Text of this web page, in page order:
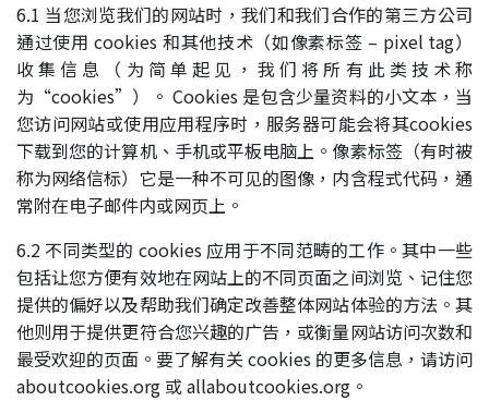
6.1 当您浏览我们的网站时，我们和我们合作的第三方公司
通过使用 cookies 和其他技术（如像素标签 – pixel tag）
收集信息（为简单起见，我们将所有此类技术称
为“cookies”）。 Cookies 是包含少量资料的小文本，当
您访问网站或使用应用程序时，服务器可能会将其cookies
下载到您的计算机、手机或平板电脑上。像素标签（有时被
称为网络信标）它是一种不可见的图像，内含程式代码，通
常附在电子邮件内或网页上。
6.2 不同类型的 cookies 应用于不同范畴的工作。其中一些
包括让您方便有效地在网站上的不同页面之间浏览、记住您
提供的偏好以及帮助我们确定改善整体网站体验的方法。其
他则用于提供更符合您兴趣的广告，或衡量网站访问次数和
最受欢迎的页面。要了解有关 cookies 的更多信息，请访问
aboutcookies.org 或 allaboutcookies.org。